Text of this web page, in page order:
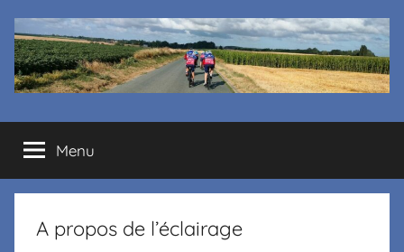
Cyclo
club
La
Menu
A propos de l’éclairage